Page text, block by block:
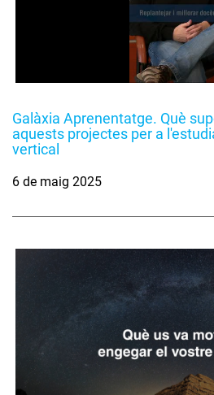
Galàxia Aprenentatge. Què
aquests projectes per a
vertical
6 de maig 2025